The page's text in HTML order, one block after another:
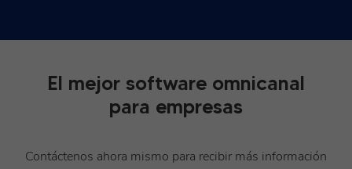
El mejor software omnicanal
para empresas
Contáctenos ahora mismo para recibir más información